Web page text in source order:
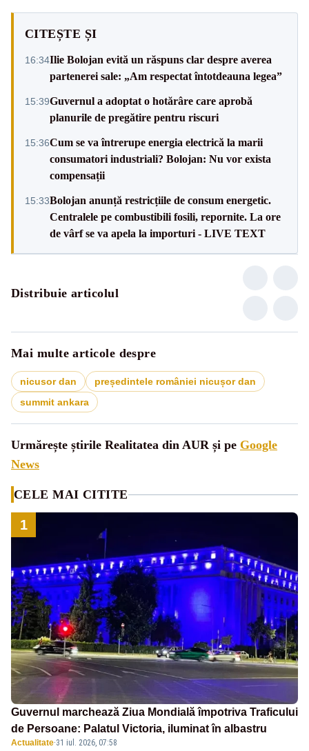
CITEȘTE ȘI
16:34Ilie Bolojan evită un răspuns clar despre averea
partenerei sale: „Am respectat întotdeauna legea”
15:39Guvernul a adoptat o hotărâre care aprobă
planurile de pregătire pentru riscuri
15:36Cum se va întrerupe energia electrică la marii
consumatori industriali? Bolojan: Nu vor exista
compensații
15:33Bolojan anunță restricțiile de consum energetic.
Centralele pe combustibili fosili, repornite. La ore
de vârf se va apela la importuri - LIVE TEXT
Distribuie articolul
Mai multe articole despre
nicusor dan
președintele româniei nicușor dan
summit ankara
Urmărește știrile Realitatea din AUR și pe Google
News
CELE MAI CITITE
1
Guvernul marchează Ziua Mondială împotriva Traficului
de Persoane: Palatul Victoria, iluminat în albastru
Actualitate·31 iul. 2026, 07:58